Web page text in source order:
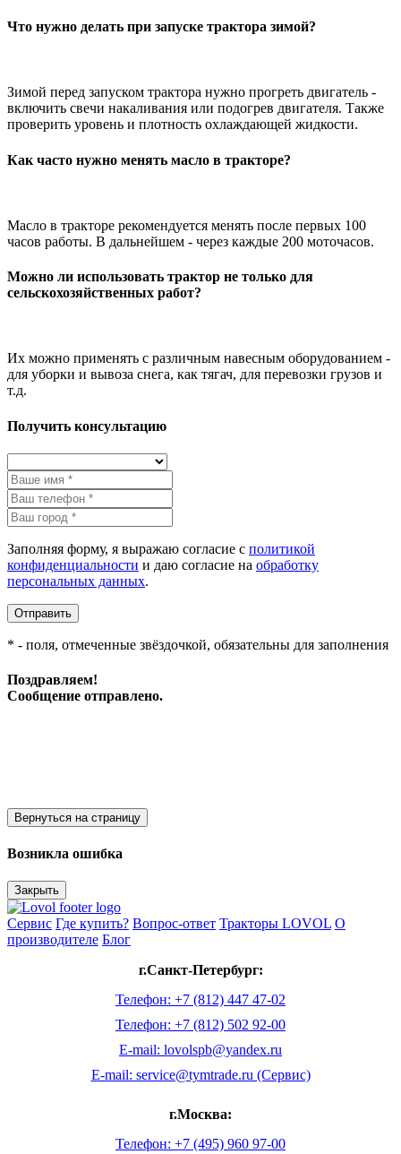
Что нужно делать при запуске трактора зимой?
Зимой перед запуском трактора нужно прогреть двигатель -
включить свечи накаливания или подогрев двигателя. Также
проверить уровень и плотность охлаждающей жидкости.
Как часто нужно менять масло в тракторе?
Масло в тракторе рекомендуется менять после первых 100
часов работы. В дальнейшем - через каждые 200 моточасов.
Можно ли использовать трактор не только для
сельскохозяйственных работ?
Их можно применять с различным навесным оборудованием -
для уборки и вывоза снега, как тягач, для перевозки грузов и
т.д.
Получить консультацию
Заполняя форму, я выражаю согласие с политикой
конфиденциальности и даю согласие на обработку
персональных данных.
Отправить
* - поля, отмеченные звёздочкой, обязательны для заполнения
Поздравляем!
Сообщение отправлено.
Вернуться на страницу
Возникла ошибка
Закрыть
Сервис Где купить? Вопрос-ответ Тракторы LOVOL О
производителе Блог
г.Санкт-Петербург:
Телефон: +7 (812) 447 47-02
Телефон: +7 (812) 502 92-00
E-mail: lovolspb@yandex.ru
E-mail: service@tymtrade.ru (Сервис)
г.Москва:
Телефон: +7 (495) 960 97-00